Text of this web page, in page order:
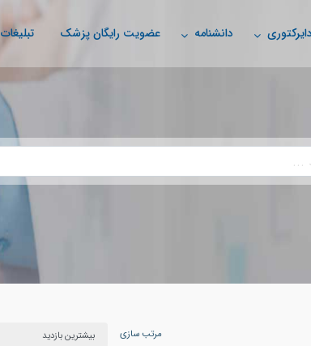
دایرکتوری دانشنامه عضویت رایگان پزشک تبلیغات
مرتب سازی